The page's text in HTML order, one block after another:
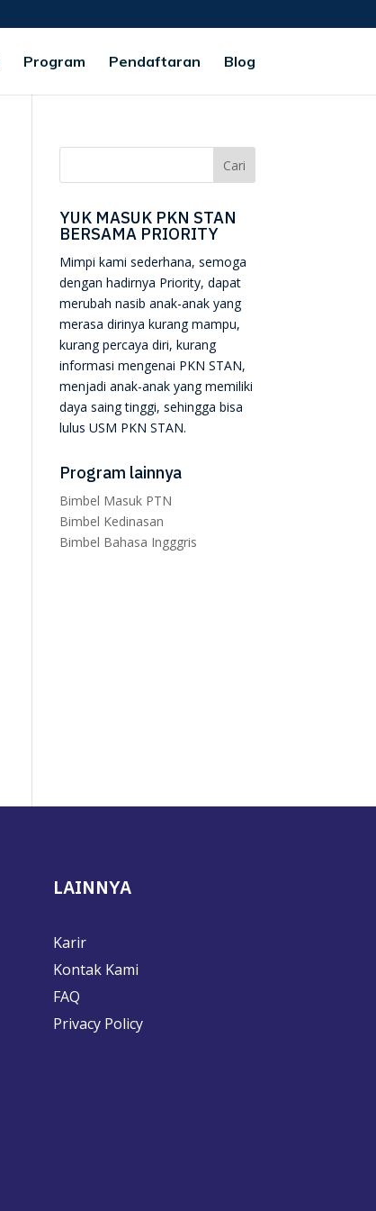
Program Pendaftaran Blog
YUK MASUK PKN STAN
BERSAMA PRIORITY
Mimpi kami sederhana, semoga
dengan hadirnya Priority, dapat
merubah nasib anak-anak yang
merasa dirinya kurang mampu,
kurang percaya diri, kurang
informasi mengenai PKN STAN,
menjadi anak-anak yang memiliki
daya saing tinggi, sehingga bisa
lulus USM PKN STAN.
Program lainnya
Bimbel Masuk PTN
Bimbel Kedinasan
Bimbel Bahasa Ingggris
LAINNYA
Karir
Kontak Kami
FAQ
Privacy Policy